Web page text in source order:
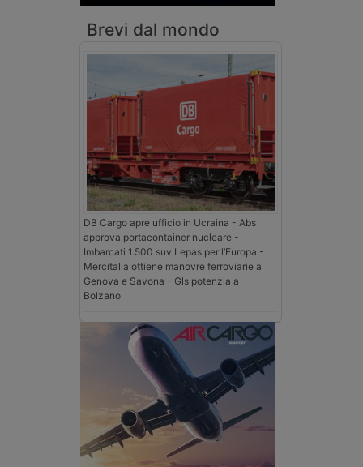
Brevi dal mondo
DB Cargo apre ufficio in Ucraina - Abs
approva portacontainer nucleare -
Imbarcati 1.500 suv Lepas per l’Europa -
Mercitalia ottiene manovre ferroviarie a
Genova e Savona - Gls potenzia a
Bolzano